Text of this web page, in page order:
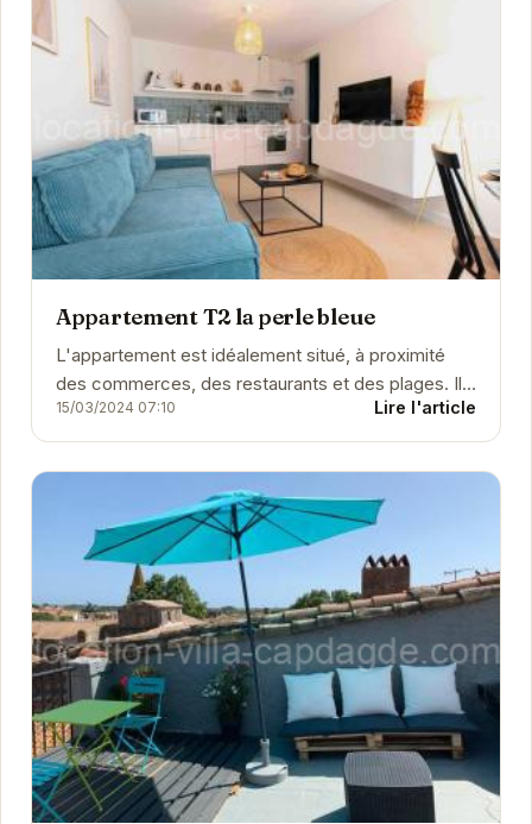
Appartement T2 la perle bleue
L'appartement est idéalement situé, à proximité
des commerces, des restaurants et des plages. Il
est équipé pour votre plus grand confort et...
15/03/2024 07:10 Lire l'article